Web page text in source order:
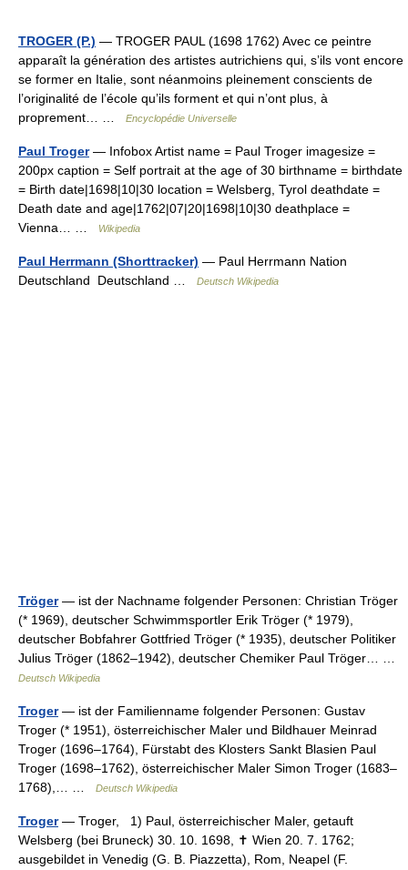
TROGER (P.) — TROGER PAUL (1698 1762) Avec ce peintre
apparaît la génération des artistes autrichiens qui, s’ils vont encore
se former en Italie, sont néanmoins pleinement conscients de
l’originalité de l’école qu’ils forment et qui n’ont plus, à
proprement… …
Encyclopédie Universelle
Paul Troger— Infobox Artist name = Paul Troger imagesize =
200px caption = Self portrait at the age of 30 birthname = birthdate
= Birth date|1698|10|30 location = Welsberg, Tyrol deathdate =
Death date and age|1762|07|20|1698|10|30 deathplace =
Vienna… …
Wikipedia
Paul Herrmann (Shorttracker) — Paul Herrmann Nation
Deutschland Deutschland …
Deutsch Wikipedia
Tröger— ist der Nachname folgender Personen: Christian Tröger
(* 1969), deutscher Schwimmsportler Erik Tröger (* 1979),
deutscher Bobfahrer Gottfried Tröger (* 1935), deutscher Politiker
Julius Tröger (1862–1942), deutscher Chemiker Paul Tröger… …
Deutsch Wikipedia
Troger— ist der Familienname folgender Personen: Gustav
Troger (* 1951), österreichischer Maler und Bildhauer Meinrad
Troger (1696–1764), Fürstabt des Klosters Sankt Blasien Paul
Troger (1698–1762), österreichischer Maler Simon Troger (1683–
1768),… …
Deutsch Wikipedia
Troger— Troger, 1) Paul, österreichischer Maler, getauft
Welsberg (bei Bruneck) 30. 10. 1698, ✝ Wien 20. 7. 1762;
ausgebildet in Venedig (G. B. Piazzetta), Rom, Neapel (F.